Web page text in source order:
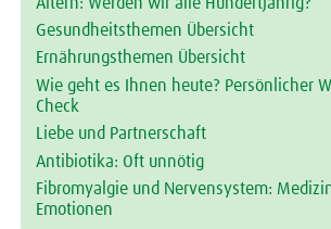
Gesundheitsthemen Übersicht
Ernährungsthemen Übersicht
Wie geht es Ihnen heute? Persönlicher
Check
Liebe und Partnerschaft
Antibiotika: Oft unnötig
Fibromyalgie und Nervensystem:
Emotionen